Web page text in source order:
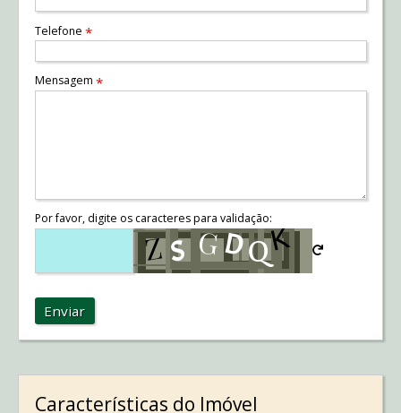
Telefone *
Mensagem *
Por favor, digite os caracteres para validação:
Enviar
Características do Imóvel